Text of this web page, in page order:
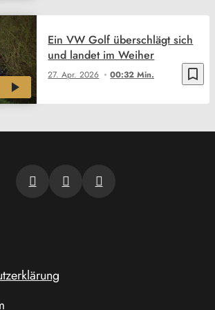
bookmark_border
27. Apr. 2026 00:32 Min.
Ein VW Golf überschlägt sich
und landet im Weiher